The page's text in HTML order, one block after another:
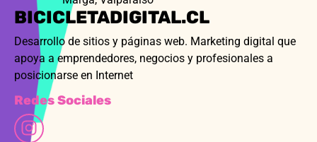
BICICLETADIGITAL.CL
Desarrollo de sitios y páginas web. Marketing digital que
apoya a emprendedores, negocios y profesionales a
posicionarse en Internet
Redes Sociales